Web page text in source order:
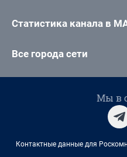
Статистика канала в
Все города сети
Мы в
Контактные данные для